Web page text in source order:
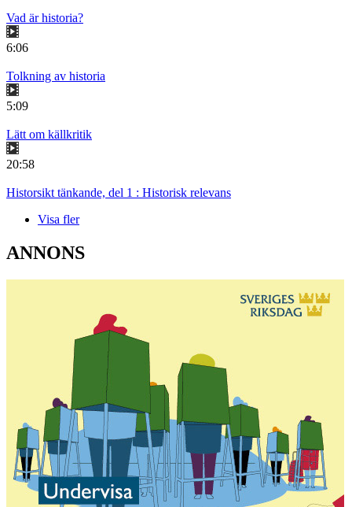
Vad är historia?
6:06
Tolkning av historia
5:09
Lätt om källkritik
20:58
Historsikt tänkande, del 1 : Historisk relevans
Visa fler
ANNONS